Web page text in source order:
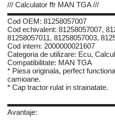
/// Calculator ffr MAN TGA ///
Cod OEM: 81258057007
Cod echivalent: 81258057007,
81258057011, 81258057003,
Cod intern: 2000000021607
Categoria de utilizare: Ecu,
Compatibilitate: MAN TGA
* Piesa originala, perfect
camioane.
* Cap tractor rulat in strainatate.
Avantaje: